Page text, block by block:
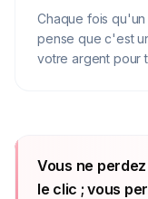
Chaque fois
pense que c'est
votre argent pour
Vous ne
le clic ; vous